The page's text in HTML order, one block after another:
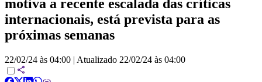
motiva a recente escalada das críticas
internacionais, está prevista para as
próximas semanas
22/02/24 às 04:00 | Atualizado 22/02/24 às 04:00